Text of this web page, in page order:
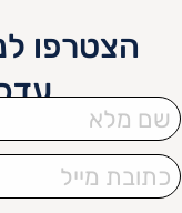
הצטרפו
שם
מלא
כתובת
מייל